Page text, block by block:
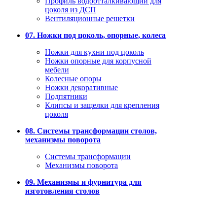
цоколя из ДСП
Вентиляционные решетки
07. Ножки под цоколь, опорные, колеса
Ножки для кухни под цоколь
Ножки опорные для корпусной
мебели
Колесные опоры
Ножки декоративные
Подпятники
Клипсы и защелки для крепления
цоколя
08. Системы трансформации столов,
механизмы поворота
Системы трансформации
Механизмы поворота
09. Механизмы и фурнитура для
изготовления столов